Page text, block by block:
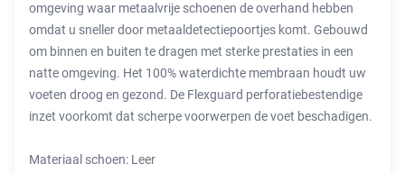
omgeving waar metaalvrije schoenen de overhand hebben
omdat u sneller door metaaldetectiepoortjes komt. Gebouwd
om binnen en buiten te dragen met sterke prestaties in een
natte omgeving. Het 100% waterdichte membraan houdt uw
voeten droog en gezond. De Flexguard perforatiebestendige
inzet voorkomt dat scherpe voorwerpen de voet beschadigen.
Materiaal schoen: Leer